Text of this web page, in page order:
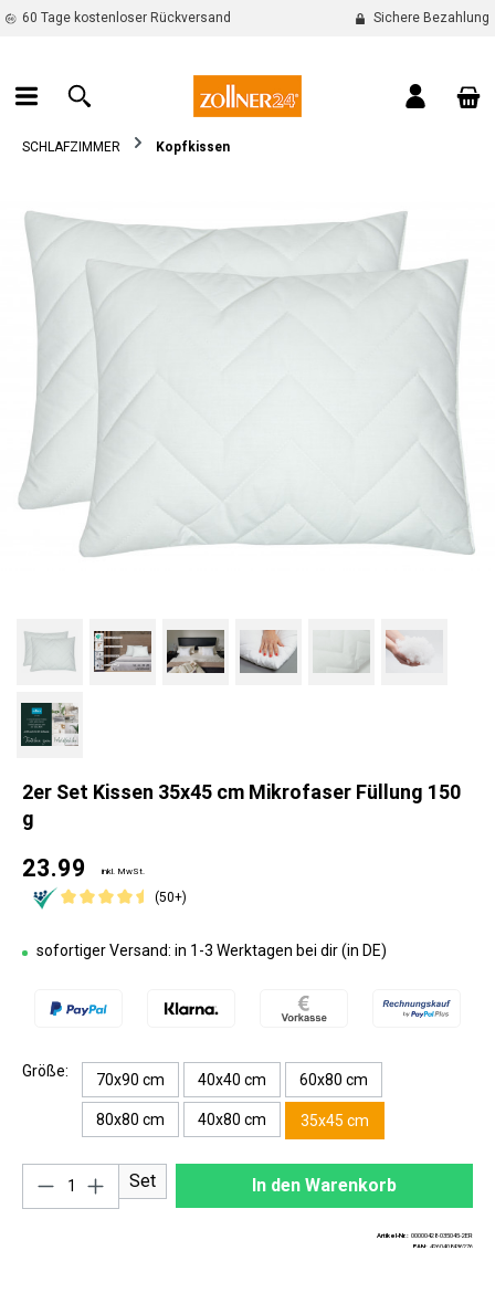
springen
60 Tage kostenloser Rückversand Sichere Bezahlung
SCHLAFZIMMER Kopfkissen
Bildergalerie überspringen
2er Set Kissen 35x45 cm Mikrofaser Füllung 150
g
23.99 inkl. MwSt.
(50+)
sofortiger Versand: in 1-3 Werktagen bei dir (in DE)
Größe: 70x90 cm 40x40 cm 60x80 cm
80x80 cm 40x80 cm 35x45 cm
Produkt Anzahl: Gib den gewünschten
Set In den Warenkorb
Artikel-Nr.: 00000428-035045-2ER
EAN: 4260408436276